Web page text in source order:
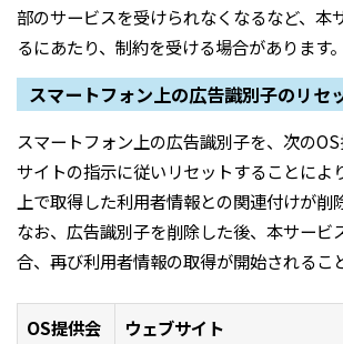
部のサービスを受けられなくなるなど、本
るにあたり、制約を受ける場合があります。
スマートフォン上の広告識別子のリセ
スマートフォン上の広告識別子を、次の
サイトの指示に従いリセットすることによ
上で取得した利用者情報との関連付けが削
なお、広告識別子を削除した後、本サービ
合、再び利用者情報の取得が開始されるこ
OS提供会
ウェブサイト